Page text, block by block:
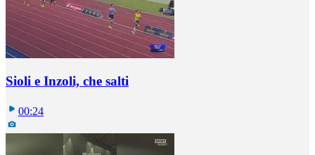
Sioli e Inzoli, che salti
00:24